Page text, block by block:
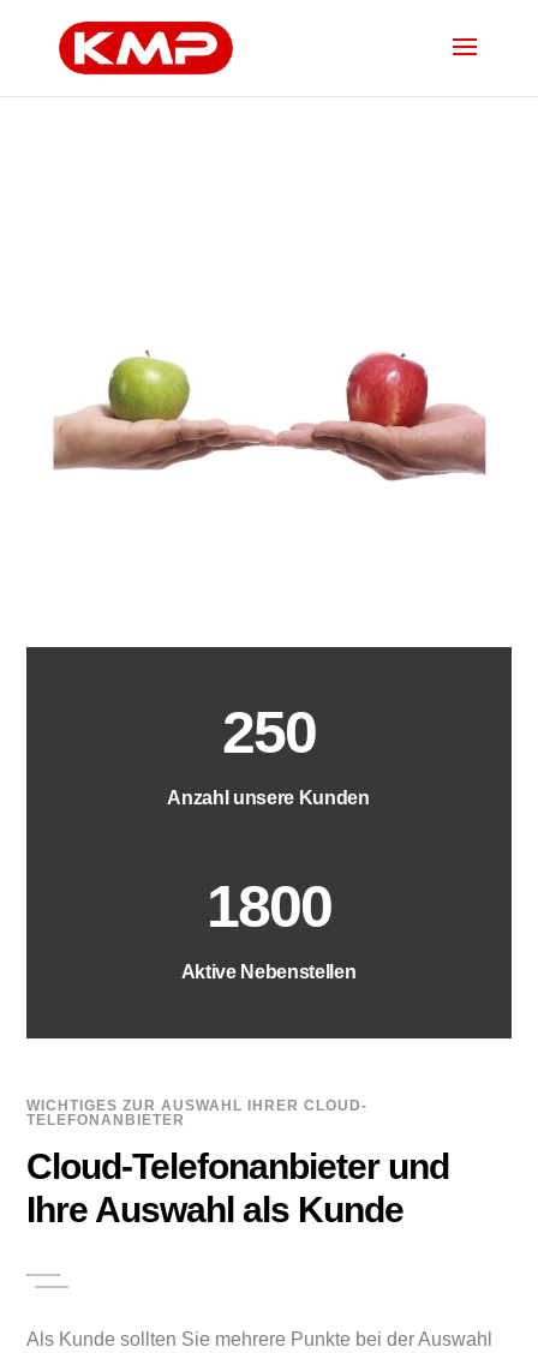
250
Anzahl unsere Kunden
1800
Aktive Nebenstellen
WICHTIGES ZUR AUSWAHL IHRER CLOUD-
TELEFONANBIETER
Cloud-Telefonanbieter und
Ihre Auswahl als Kunde
Als Kunde sollten Sie mehrere Punkte bei der Auswahl